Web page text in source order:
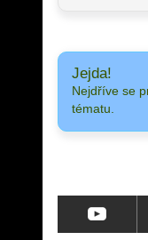
Jejda!
Nejdříve se
tématu.